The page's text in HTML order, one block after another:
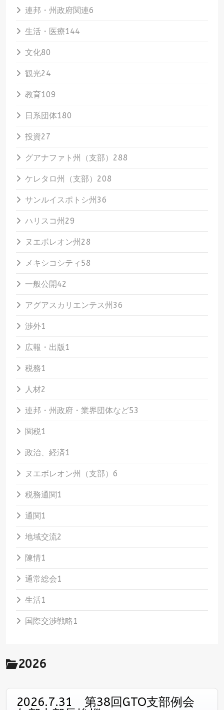
連邦・州政府関連6
生活・医療144
文化80
観光24
教育109
日系団体180
投資27
グアナファト州（支部） 288
ケレタロ州（支部） 208
サンルイスポトシ州 36
ハリスコ州 29
ヌエボレオン州 28
メキシコシティ 58
一般公開42
アグアスカリエンテス州 36
渉外1
広報・出版1
税務1
人材2
連邦・州政府・業界団体など53
関税1
政治、経済1
ヌエボレオン州（支部） 6
税務通関1
通関1
地域交流2
陳情1
通常総会1
生活1
国際交渉戦略1
2026
2026.7.31 第38回GTO支部例会